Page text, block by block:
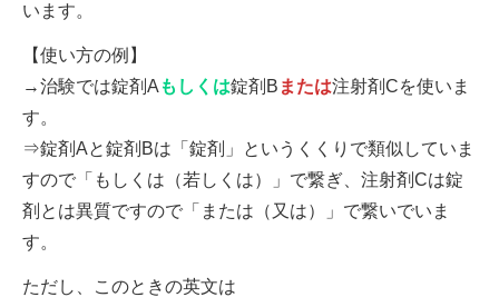
います。
【使い方の例】
→治験では錠剤A もしくは錠剤B または注射剤Cを使いま
す。
⇒錠剤Aと錠剤Bは「錠剤」というくくりで類似していま
すので「もしくは（若しくは）」で繋ぎ、注射剤Cは錠
剤とは異質ですので「または（又は）」で繋いでいま
す。
ただし、このときの英文は